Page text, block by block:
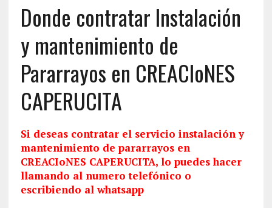
Donde contratar Instalación
y mantenimiento de
Pararrayos en CREACIoNES
CAPERUCITA
Si deseas contratar el servicio instalacióny
mantenimiento de pararrayos en
CREACIoNES CAPERUCITA, lo puedes hacer
llamando al numero telefónico o
escribiendo al whatsapp